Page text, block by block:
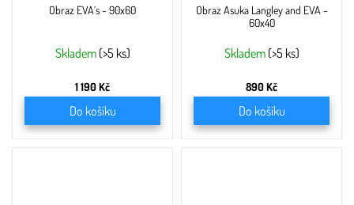
Obraz EVA´s - 90x60
Skladem (>5 ks)
1 190 Kč
Do košíku
Obraz Asuka Langley and EVA -
60x40
Skladem (>5 ks)
890 Kč
Do košíku